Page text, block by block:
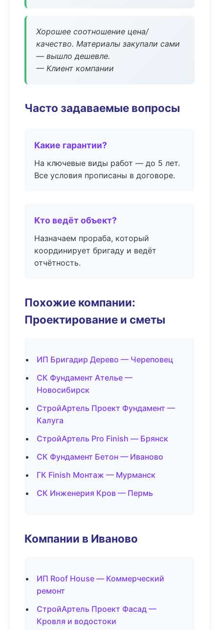
Хорошее соотношение цена/
качество. Материалы закупали сами
— вышло дешевле.
— Клиент компании
Часто задаваемые вопросы
Какие гарантии?
На ключевые виды работ — до 5 лет.
Все условия прописаны в договоре.
Кто ведёт объект?
Назначаем прораба, который
координирует бригаду и ведёт
отчётность.
Похожие компании:
Проектирование и сметы
ИП Бригадир Дерево — Череповец
СК Фундамент Ателье —
Новосибирск
СтройАртель Проект Фундамент —
Калуга
СтройАртель Pro Finish — Брянск
СК Фундамент Бетон — Иваново
ГК Finish Монтаж — Мурманск
СК Инженерия Кров — Пермь
Компании в Иваново
ИП Roof House — Коммерческий
ремонт
СтройАртель Проект Фасад —
Кровля и водостоки